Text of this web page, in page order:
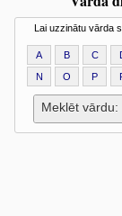
Lai uzzinātu vārda
A
B C
N
O P
Meklēt vārdu: